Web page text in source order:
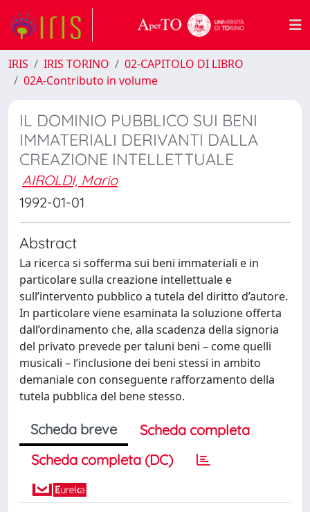
IRIS IRIS TORINO
02-CAPITOLO DI LIBRO
02A-Contributo in volume
IL DOMINIO PUBBLICO SUI BENI
IMMATERIALI DERIVANTI DALLA
CREAZIONE INTELLETTUALE
AIROLDI, Mario
1992-01-01
Abstract
La ricerca si sofferma sui beni immateriali e in
particolare sulla creazione intellettuale e
sull’intervento pubblico a tutela del diritto d’autore.
In particolare viene esaminata la soluzione offerta
dall’ordinamento che, alla scadenza della signoria
del privato prevede per taluni beni – come quelli
musicali – l’inclusione dei beni stessi in ambito
demaniale con conseguente rafforzamento della
tutela pubblica del bene stesso.
Scheda breve
Scheda completa
Scheda completa (DC)